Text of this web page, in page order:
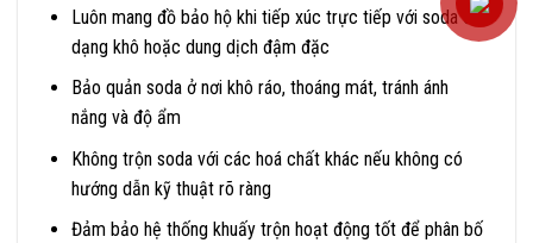
Luôn mang đồ bảo hộ khi tiếp xúc trực tiếp với soda ở
dạng khô hoặc dung dịch đậm đặc
Bảo quản soda ở nơi khô ráo, thoáng mát, tránh ánh
nắng và độ ẩm
Không trộn soda với các hoá chất khác nếu không có
hướng dẫn kỹ thuật rõ ràng
Đảm bảo hệ thống khuấy trộn hoạt động tốt để phân bố